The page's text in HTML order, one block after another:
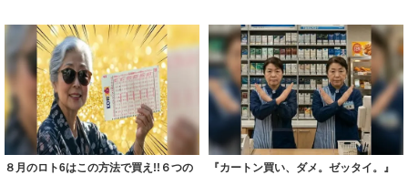
８月のロト6はこの方法で買え!!６つの
『カートン買い、ダメ。ゼッタイ。』